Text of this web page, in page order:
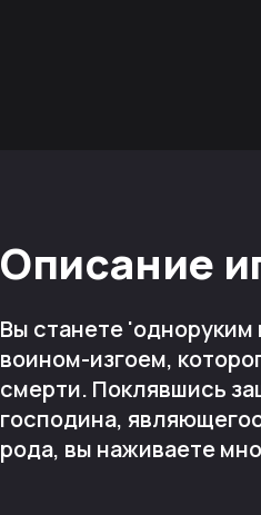
Описание
Вы станете
воином-изгоем,
смерти. Поклявшись
господина,
рода, вы наживаете